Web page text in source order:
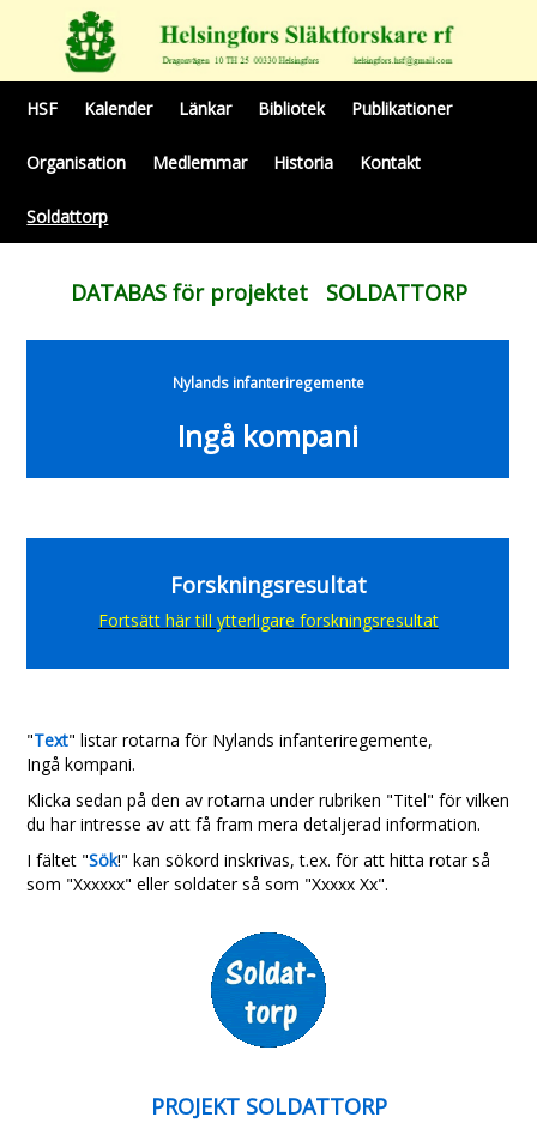
HSF Kalender Länkar Bibliotek Publikationer
Organisation Medlemmar Historia Kontakt
Soldattorp
DATABAS för projektet SOLDATTORP
Nylands infanteriregemente
Ingå kompani
Forskningsresultat
Fortsätt här till ytterligare forskningsresultat
"Text" listar rotarna för Nylands infanteriregemente,
Ingå kompani.
Klicka sedan på den av rotarna under rubriken "Titel" för vilken
du har intresse av att få fram mera detaljerad information.
I fältet "Sök!" kan sökord inskrivas, t.ex. för att hitta rotar så
som "Xxxxxx" eller soldater så som "Xxxxx Xx".
PROJEKT SOLDATTORP